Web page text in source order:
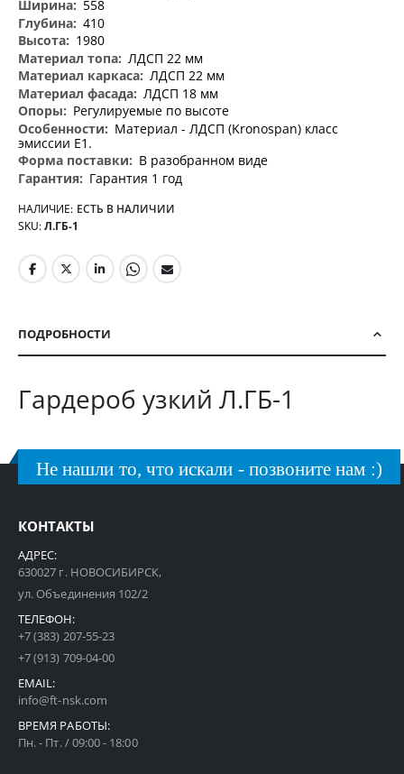
558
410
1980
ЛДСП 22 мм
ЛДСП 22 мм
ЛДСП 18 мм
Регулируемые по высоте
Материал - ЛДСП (Kronospan) класс
эмиссии Е1.
В разобранном виде
Гарантия 1 год
НАЛИЧИЕ: ЕСТЬ В НАЛИЧИИ
SKU Л.ГБ-1
ПОДРОБНОСТИ
Гардероб узкий Л.ГБ-1
Не нашли то, что искали - позвоните нам :)
КОНТАКТЫ
АДРЕС:
630027 г. НОВОСИБИРСК,
ул. Объединения 102/2
ТЕЛЕФОН:
+7 (383) 207-55-23
+7 (913) 709-04-00
EMAIL:
info@ft-nsk.com
ВРЕМЯ РАБОТЫ:
Пн. - Пт. / 09:00 - 18:00